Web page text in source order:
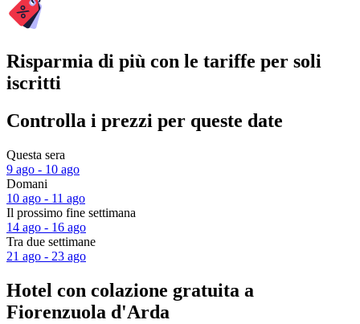
Risparmia di più con le tariffe per soli
iscritti
Controlla i prezzi per queste date
Questa sera
9 ago - 10 ago
Domani
10 ago - 11 ago
Il prossimo fine settimana
14 ago - 16 ago
Tra due settimane
21 ago - 23 ago
Hotel con colazione gratuita a
Fiorenzuola d'Arda